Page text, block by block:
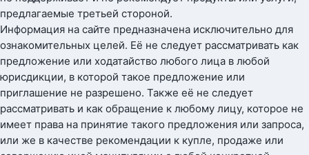
предлагаемые третьей стороной.
Информация на сайте предназначена исключительно для
ознакомительных целей. Её не следует рассматривать как
предложение или ходатайство любого лица в любой
юрисдикции, в которой такое предложение или
приглашение не разрешено. Также её не следует
рассматривать и как обращение к любому лицу, которое не
имеет права на принятие такого предложения или запроса,
или же в качестве рекомендации к купле, продаже или